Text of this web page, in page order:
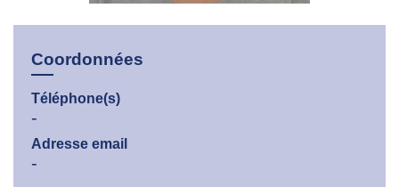
Coordonnées
Téléphone(s)
-
Adresse email
-